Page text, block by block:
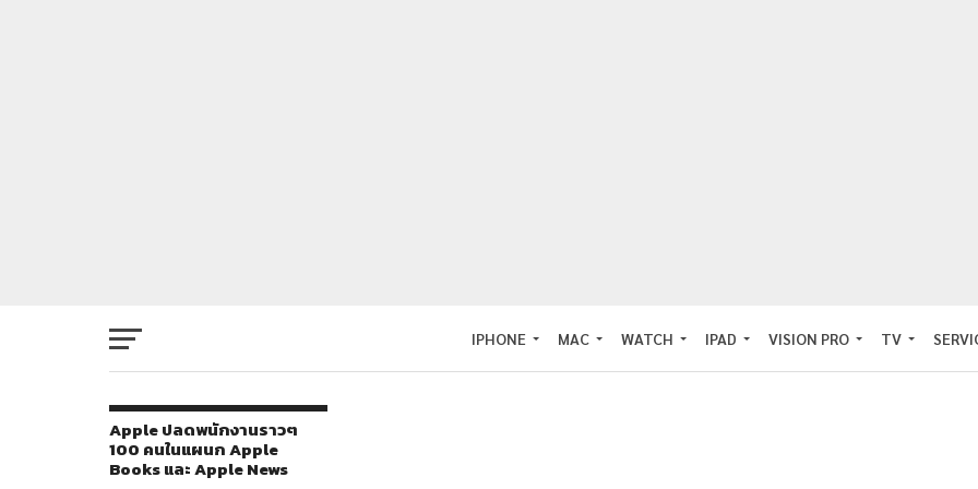
IPHONE MAC WATCH IPAD VISION PRO TV
Apple ปลดพนักงานราวๆ
100 คนในแผนก Apple
Books และ Apple News